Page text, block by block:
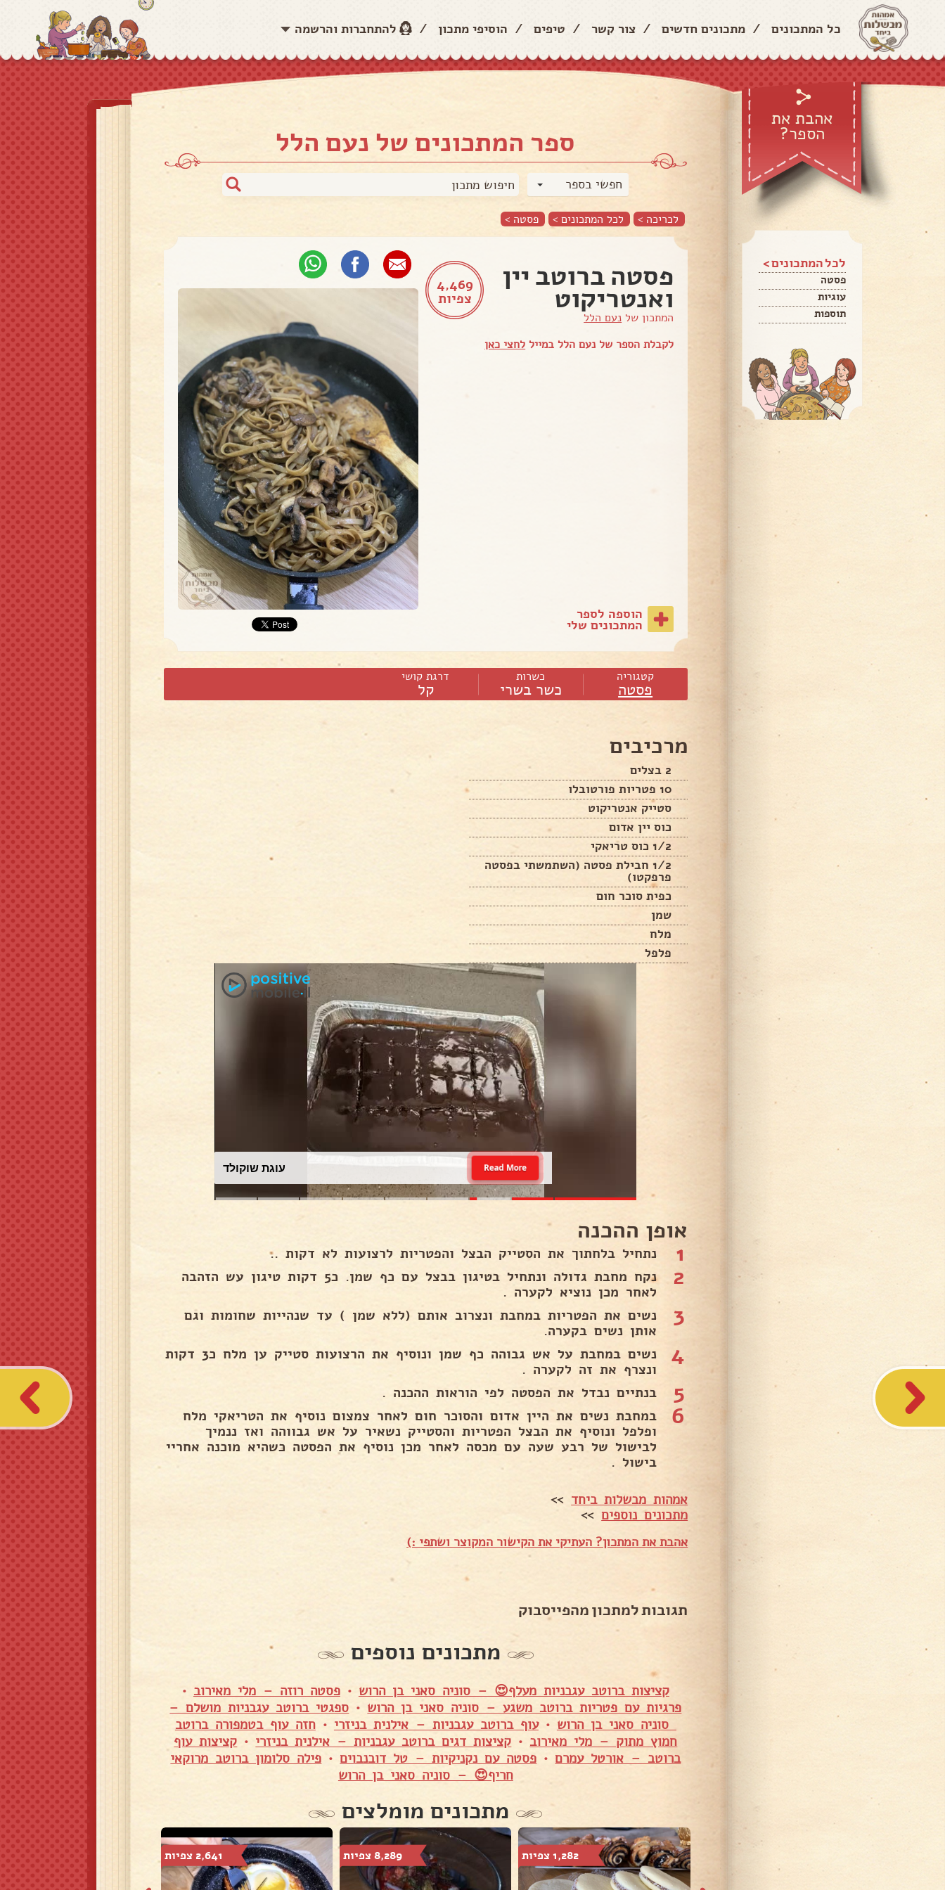
כל המתכונים / מתכונים חדשים / צור קשר / טיפים / הוסיפי מתכון / להתחברות והרשמה
אהבת את
הספר?
לכל המתכונים >
פסטה
עוגיות
תוספות
ספר המתכונים של נעם הלל
חפשי בספר
לכריכה > לכל המתכונים > פסטה >
4,469
צפיות
פסטה ברוטב יין
ואנטריקוט
המתכון של נעם הלל
לקבלת הספר של נעם הלל במייל לחצי כאן
הוספה לספר
המתכונים שלי
קטגוריה
פסטה
כשרות
כשר בשרי
דרגת קושי
קל
מרכיבים
2 בצלים
10 פטריות פורטובלו
סטייק אנטריקוט
כוס יין אדום
1/2 כוס טריאקי
1/2 חבילת פסטה (השתמשתי בפסטה
פרפקטו)
כפית סוכר חום
שמן
מלח
פלפל
עוגת שוקולד Read More
אופן ההכנה
1 נתחיל בלחתוך את הסטייק הבצל והפטריות לרצועות לא דקות ..
2
נקח מחבת גדולה ונתחיל בטיגון בבצל עם כף שמן. כ5 דקות טיגון עש הזהבה
לאחר מכן נוציא לקערה .
3
נשים את הפטריות במחבת ונצרוב אותם (ללא שמן ) עד שנהייות שחומות וגם
אותן נשים בקערה.
4
נשים במחבת על אש גבוהה כף שמן ונוסיף את הרצועות סטייק ען מלח כ3 דקות
ונצרף את זה לקערה .
5 בנתיים נבדל את הפסטה לפי הוראות ההכנה .
6
במחבת נשים את היין אדום והסוכר חום לאחר צמצום נוסיף את הטריאקי מלח
ופלפל ונוסיף את הבצל הפטריות והסטייק נשאיר על אש גבווהה ואז ננמיך
לבישול של רבע שעה עם מכסה לאחר מכן נוסיף את הפסטה כשהיא מוכנה אחריי
בישול .
אמהות מבשלות ביחד >>
מתכונים נוספים>>
אהבת את המתכון? העתיקי את הקישור המקוצר ושתפי :)
תגובות למתכון מהפייסבוק
מתכונים נוספים
קציצות ברוטב עגבניות מעלף😍 – סוניה סאני בן הרוש •פסטה רוזה – מלי מאירוב •
פרגיות עם פטריות ברוטב משגע – סוניה סאני בן הרוש • ספגטי ברוטב עגבניות מושלם –
סוניה סאני בן הרוש •עוף ברוטב עגבניות – אילנית בניזרי •חזה עוף בטמפורה ברוטב
חמוץ מתוק – מלי מאירוב • קציצות דגים ברוטב עגבניות – אילנית בניזרי • קציצות עוף
ברוטב – אורטל עמרם• פסטה עם נקניקיות – טל דובנבוים• פילה סלומון ברוטב מרוקאי
חריף😍 – סוניה סאני בן הרוש
מתכונים מומלצים
1,282 צפיות 8,289 צפיות 2,641 צפיות